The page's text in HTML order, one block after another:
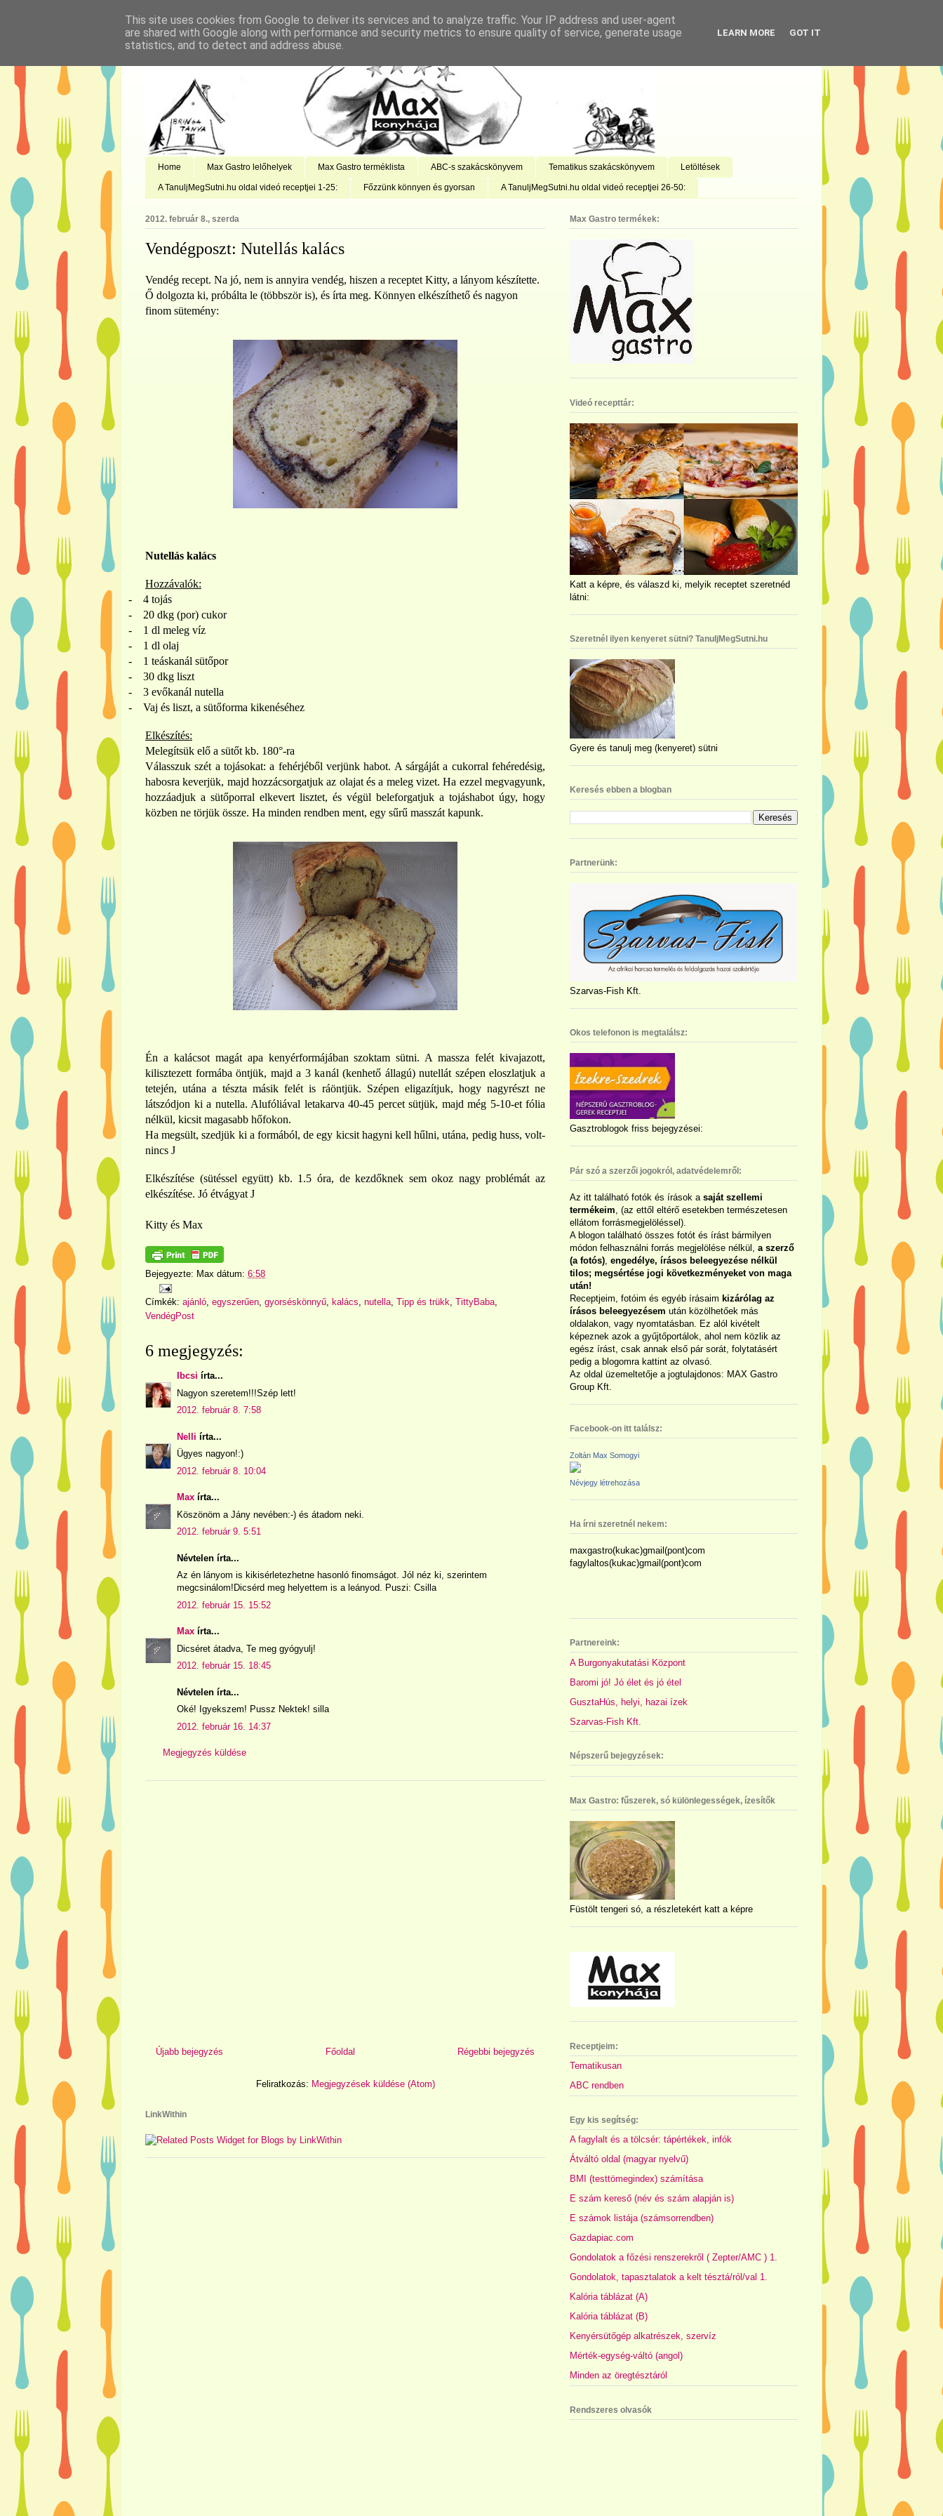
Home Max Gastro lelőhelyek Max Gastro terméklista ABC-s szakácskönyvem Tematikus szakácskönyvem Letöltések
A TanuljMegSutni.hu oldal videó receptjei 1-25: Főzzünk könnyen és gyorsan A TanuljMegSutni.hu oldal videó receptjei 26-50:
2012. február 8., szerda
Vendégposzt: Nutellás kalács
Vendég recept. Na jó, nem is annyira vendég, hiszen a receptet Kitty, a lányom készítette.
Ő dolgozta ki, próbálta le (többször is), és írta meg. Könnyen elkészíthető és nagyon
finom sütemény:
Nutellás kalács
Hozzávalók:
-
4 tojás
-
20 dkg (por) cukor
-
1 dl meleg víz
-
1 dl olaj
-
1 teáskanál sütőpor
-
30 dkg liszt
-
3 evőkanál nutella
-
Vaj és liszt, a sütőforma kikenéséhez
Elkészítés:
Melegítsük elő a sütőt kb. 180°-ra
Válasszuk szét a tojásokat: a fehérjéből verjünk habot. A sárgáját a cukorral fehéredésig,
habosra keverjük, majd hozzácsorgatjuk az olajat és a meleg vizet. Ha ezzel megvagyunk,
hozzáadjuk a sütőporral elkevert lisztet, és végül beleforgatjuk a tojáshabot úgy, hogy
közben ne törjük össze. Ha minden rendben ment, egy sűrű masszát kapunk.
Én a kalácsot magát apa kenyérformájában szoktam sütni. A massza felét kivajazott,
kilisztezett formába öntjük, majd a 3 kanál (kenhető állagú) nutellát szépen eloszlatjuk a
tetején, utána a tészta másik felét is ráöntjük. Szépen eligazítjuk, hogy nagyrészt ne
látszódjon ki a nutella. Alufóliával letakarva 40-45 percet sütjük, majd még 5-10-et fólia
nélkül, kicsit magasabb hőfokon.
Ha megsült, szedjük ki a formából, de egy kicsit hagyni kell hűlni, utána, pedig huss, volt-
nincs J
Elkészítése (sütéssel együtt) kb. 1.5 óra, de kezdőknek sem okoz nagy problémát az
elkészítése. Jó étvágyat J
Kitty és Max
Bejegyezte: Max dátum: 6:58
Címkék: ajánló, egyszerűen, gyorséskönnyű, kalács, nutella, Tipp és trükk, TittyBaba,
VendégPost
6 megjegyzés:
Ibcsi írta...
Nagyon szeretem!!!Szép lett!
2012. február 8. 7:58
Nelli írta...
Ügyes nagyon!:)
2012. február 8. 10:04
Max írta...
Köszönöm a Jány nevében:-) és átadom neki.
2012. február 9. 5:51
Névtelen írta...
Az én lányom is kikisérletezhetne hasonló finomságot. Jól néz ki, szerintem
megcsinálom!Dicsérd meg helyettem is a leányod. Puszi: Csilla
2012. február 15. 15:52
Max írta...
Dicséret átadva, Te meg gyógyulj!
2012. február 15. 18:45
Névtelen írta...
Oké! Igyekszem! Pussz Nektek! silla
2012. február 16. 14:37
Megjegyzés küldése
Újabb bejegyzés Régebbi bejegyzés
Főoldal
Feliratkozás: Megjegyzések küldése (Atom)
LinkWithin
Max Gastro termékek:
Videó recepttár:
Katt a képre, és válaszd ki, melyik receptet szeretnéd
látni:
Szeretnél ilyen kenyeret sütni? TanuljMegSutni.hu
Gyere és tanulj meg (kenyeret) sütni
Keresés ebben a blogban
Partnerünk:
Szarvas-Fish Kft.
Okos telefonon is megtalálsz:
Gasztroblogok friss bejegyzései:
Pár szó a szerzői jogokról, adatvédelemről:
Az itt található fotók és írások a saját szellemi
termékeim , (az ettől eltérő esetekben természetesen
ellátom forrásmegjelöléssel).
A blogon található összes fotót és írást bármilyen
módon felhasználni forrás megjelölése nélkül, a szerző
(a fotós) engedélye, írásos beleegyezése nélkül
tilos; megsértése jogi következményeket von maga
után!
Receptjeim, fotóim és egyéb írásaim kizárólag az
írásos beleegyezésem után közölhetőek más
oldalakon, vagy nyomtatásban. Ez alól kivételt
képeznek azok a gyűjtőportálok, ahol nem közlik az
egész írást, csak annak első pár sorát, folytatásért
pedig a blogomra kattint az olvasó.
Az oldal üzemeltetője a jogtulajdonos: MAX Gastro
Group Kft.
Facebook-on itt találsz:
Zoltán Max Somogyi
Névjegy létrehozása
Ha írni szeretnél nekem:
maxgastro(kukac)gmail(pont)com
fagylaltos(kukac)gmail(pont)com
Partnereink:
A Burgonyakutatási Központ
Baromi jó! Jó élet és jó étel
GusztaHús, helyi, hazai ízek
Szarvas-Fish Kft.
Népszerű bejegyzések:
Max Gastro: fűszerek, só különlegességek, ízesítők
Füstölt tengeri só, a részletekért katt a képre
Receptjeim:
Tematikusan
ABC rendben
Egy kis segítség:
A fagylalt és a tölcsér: tápértékek, infók
Átváltó oldal (magyar nyelvű)
BMI (testtömegindex) számítása
E szám kereső (név és szám alapján is)
E számok listája (számsorrendben)
Gazdapiac.com
Gondolatok a főzési renszerekről ( Zepter/AMC ) 1.
Gondolatok, tapasztalatok a kelt tésztá/ról/val 1.
Kalória táblázat (A)
Kalória táblázat (B)
Kenyérsütőgép alkatrészek, szervíz
Mérték-egység-váltó (angol)
Minden az öregtésztáról
Rendszeres olvasók
This site uses cookies from Google to deliver its services and to analyze traffic. Your IP address and user-agent
are shared with Google along with performance and security metrics to ensure quality of service, generate usage
statistics, and to detect and address abuse.
LEARN MORE GOT IT